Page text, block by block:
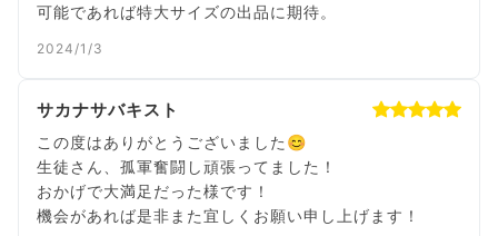
可能であれば特大サイズの出品に期待。
2024/1/3
サカナサバキスト
この度はありがとうございました😊
生徒さん、孤軍奮闘し頑張ってました！
おかげで大満足だった様です！
機会があれば是非また宜しくお願い申し上げます！